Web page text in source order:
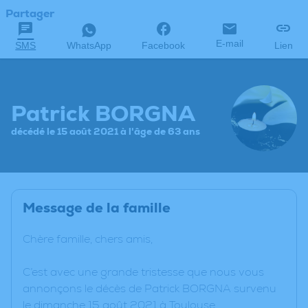
Partager
SMS WhatsApp Facebook E-mail Lien
Patrick BORGNA
décédé le 15 août 2021 à l'âge de 63 ans
Message de la famille
Chère famille, chers amis,
C’est avec une grande tristesse que nous vous
annonçons le décès de Patrick BORGNA survenu
le dimanche 15 août 2021 à Toulouse.